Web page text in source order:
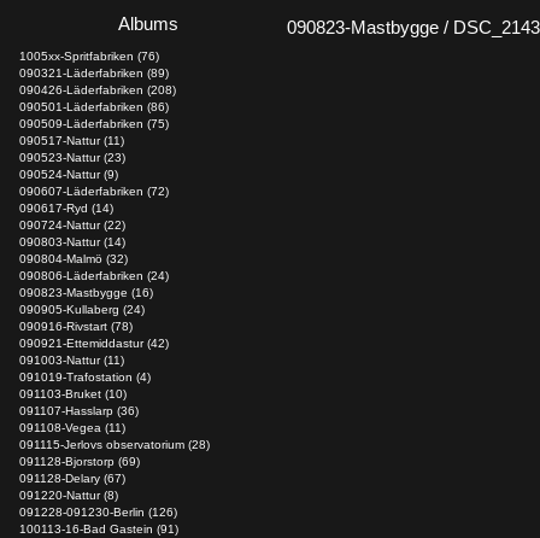
Albums
1005xx-Spritfabriken (76)
090321-Läderfabriken (89)
090426-Läderfabriken (208)
090501-Läderfabriken (86)
090509-Läderfabriken (75)
090517-Nattur (11)
090523-Nattur (23)
090524-Nattur (9)
090607-Läderfabriken (72)
090617-Ryd (14)
090724-Nattur (22)
090803-Nattur (14)
090804-Malmö (32)
090806-Läderfabriken (24)
090823-Mastbygge (16)
090905-Kullaberg (24)
090916-Rivstart (78)
090921-Ettemiddastur (42)
091003-Nattur (11)
091019-Trafostation (4)
091103-Bruket (10)
091107-Hasslarp (36)
091108-Vegea (11)
091115-Jerlovs observatorium (28)
091128-Bjorstorp (69)
091128-Delary (67)
091220-Nattur (8)
091228-091230-Berlin (126)
100113-16-Bad Gastein (91)
090823-Mastbygge /